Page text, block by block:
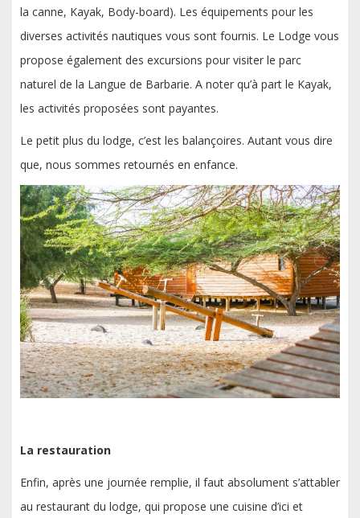
la canne, Kayak, Body-board). Les équipements pour les
diverses activités nautiques vous sont fournis. Le Lodge vous
propose également des excursions pour visiter le parc
naturel de la Langue de Barbarie. A noter qu’à part le Kayak,
les activités proposées sont payantes.
Le petit plus du lodge, c’est les balançoires. Autant vous dire
que, nous sommes retournés en enfance.
La restauration
Enfin, après une journée remplie, il faut absolument s’attabler
au restaurant du lodge, qui propose une cuisine d’ici et